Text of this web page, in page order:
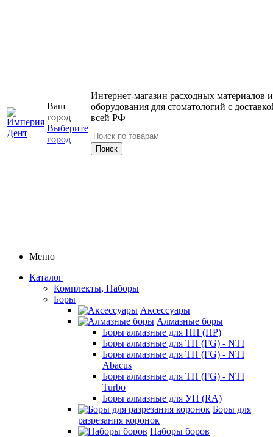
Ваш
город
Выберите
город
Интернет-магазин расходных материалов и
оборудования для стоматологий с
всей РФ
Меню
Каталог
Комплекты, Наборы
Боры
Аксессуары
Алмазные боры
Боры алмазные для ПН (HP)
Боры алмазные для ТН (FG) - NTI
Боры алмазные для ТН (FG) - NTI
Abacus
Боры алмазные для ТН (FG) - NTI
Turbo
Боры алмазные для УН (RA)
Боры для
разрезания коронок
Наборы боров